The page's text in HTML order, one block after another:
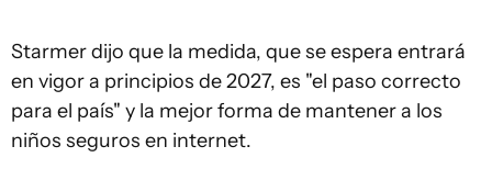
Starmer dijo que la medida, que se espera entrará
en vigor a principios de 2027, es "el paso correcto
para el país" y la mejor forma de mantener a los
niños seguros en internet.